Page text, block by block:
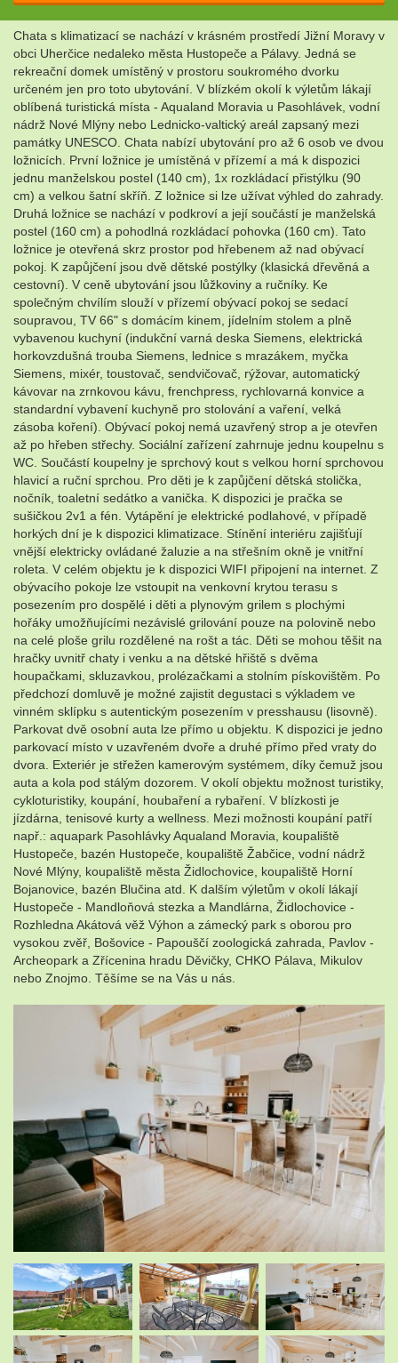
Chata s klimatizací se nachází v krásném prostředí Jižní Moravy v
obci Uherčice nedaleko města Hustopeče a Pálavy. Jedná se
rekreační domek umístěný v prostoru soukromého dvorku
určeném jen pro toto ubytování. V blízkém okolí k výletům lákají
oblíbená turistická místa - Aqualand Moravia u Pasohlávek, vodní
nádrž Nové Mlýny nebo Lednicko-valtický areál zapsaný mezi
památky UNESCO. Chata nabízí ubytování pro až 6 osob ve dvou
ložnicích. První ložnice je umístěná v přízemí a má k dispozici
jednu manželskou postel (140 cm), 1x rozkládací přistýlku (90
cm) a velkou šatní skříň. Z ložnice si lze užívat výhled do zahrady.
Druhá ložnice se nachází v podkroví a její součástí je manželská
postel (160 cm) a pohodlná rozkládací pohovka (160 cm). Tato
ložnice je otevřená skrz prostor pod hřebenem až nad obývací
pokoj. K zapůjčení jsou dvě dětské postýlky (klasická dřevěná a
cestovní). V ceně ubytování jsou lůžkoviny a ručníky. Ke
společným chvílím slouží v přízemí obývací pokoj se sedací
soupravou, TV 66" s domácím kinem, jídelním stolem a plně
vybavenou kuchyní (indukční varná deska Siemens, elektrická
horkovzdušná trouba Siemens, lednice s mrazákem, myčka
Siemens, mixér, toustovač, sendvičovač, rýžovar, automatický
kávovar na zrnkovou kávu, frenchpress, rychlovarná konvice a
standardní vybavení kuchyně pro stolování a vaření, velká
zásoba koření). Obývací pokoj nemá uzavřený strop a je otevřen
až po hřeben střechy. Sociální zařízení zahrnuje jednu koupelnu s
WC. Součástí koupelny je sprchový kout s velkou horní sprchovou
hlavicí a ruční sprchou. Pro děti je k zapůjčení dětská stolička,
nočník, toaletní sedátko a vanička. K dispozici je pračka se
sušičkou 2v1 a fén. Vytápění je elektrické podlahové, v případě
horkých dní je k dispozici klimatizace. Stínění interiéru zajišťují
vnější elektricky ovládané žaluzie a na střešním okně je vnitřní
roleta. V celém objektu je k dispozici WIFI připojení na internet. Z
obývacího pokoje lze vstoupit na venkovní krytou terasu s
posezením pro dospělé i děti a plynovým grilem s plochými
hořáky umožňujícími nezávislé grilování pouze na polovině nebo
na celé ploše grilu rozdělené na rošt a tác. Děti se mohou těšit na
hračky uvnitř chaty i venku a na dětské hřiště s dvěma
houpačkami, skluzavkou, prolézačkami a stolním pískovištěm. Po
předchozí domluvě je možné zajistit degustaci s výkladem ve
vinném sklípku s autentickým posezením v presshausu (lisovně).
Parkovat dvě osobní auta lze přímo u objektu. K dispozici je jedno
parkovací místo v uzavřeném dvoře a druhé přímo před vraty do
dvora. Exteriér je střežen kamerovým systémem, díky čemuž jsou
auta a kola pod stálým dozorem. V okolí objektu možnost turistiky,
cykloturistiky, koupání, houbaření a rybaření. V blízkosti je
jízdárna, tenisové kurty a wellness. Mezi možnosti koupání patří
např.: aquapark Pasohlávky Aqualand Moravia, koupaliště
Hustopeče, bazén Hustopeče, koupaliště Žabčice, vodní nádrž
Nové Mlýny, koupaliště města Židlochovice, koupaliště Horní
Bojanovice, bazén Blučina atd. K dalším výletům v okolí lákají
Hustopeče - Mandloňová stezka a Mandlárna, Židlochovice -
Rozhledna Akátová věž Výhon a zámecký park s oborou pro
vysokou zvěř, Bošovice - Papouščí zoologická zahrada, Pavlov -
Archeopark a Zřícenina hradu Děvičky, CHKO Pálava, Mikulov
nebo Znojmo. Těšíme se na Vás u nás.